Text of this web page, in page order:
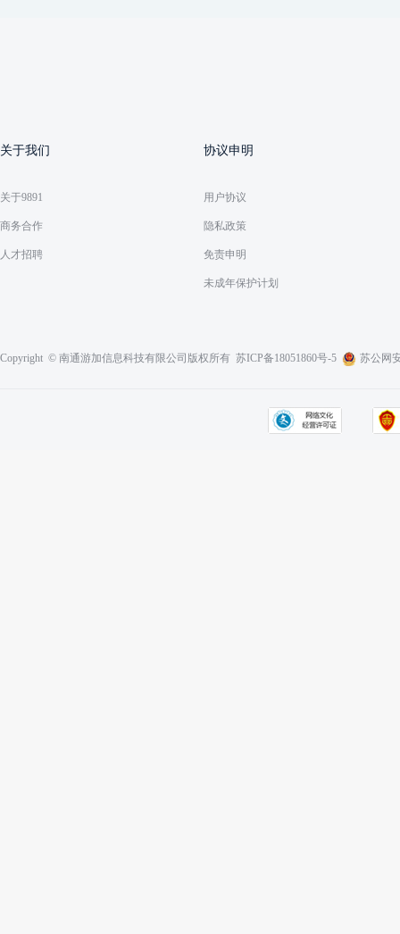
关于我们
关于9891
商务合作
人才招聘
协议申明
用户协议
隐私政策
免责申明
未成年保护计划
Copyright © 南通游加信息科技有限公司版权所有 苏ICP备18051860号-5 苏公网